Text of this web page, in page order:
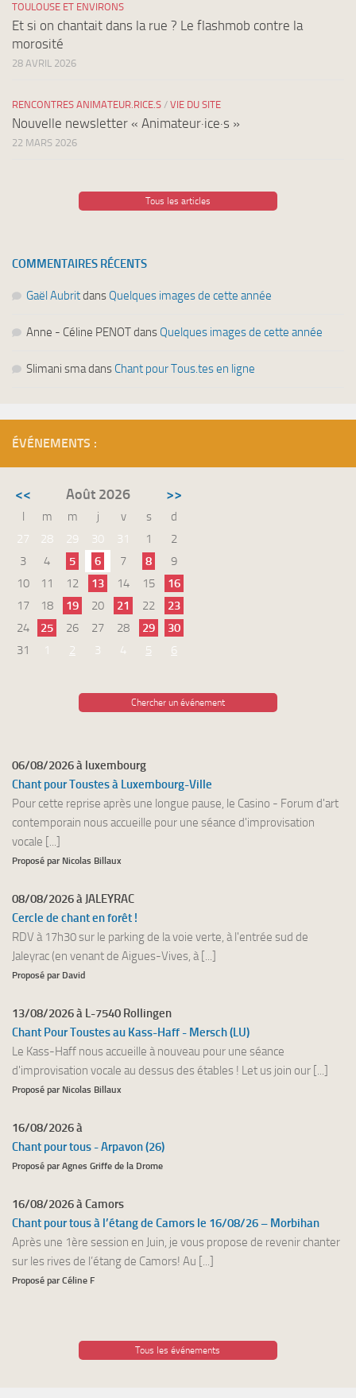
TOULOUSE ET ENVIRONS
Et si on chantait dans la rue ? Le flashmob contre la
morosité
28 AVRIL 2026
RENCONTRES ANIMATEUR.RICE.S / VIE DU SITE
Nouvelle newsletter « Animateur·ice·s »
22 MARS 2026
Tous les articles
COMMENTAIRES RÉCENTS
Gaël Aubritdans Quelques images de cette année
Anne - Céline PENOTdans Quelques images de cette année
Slimani smadans Chant pour Tous.tes en ligne
ÉVÉNEMENTS :
<< Août 2026 >>
l m m j v s
d
27
28 29 30 31 1
2
3
4 5 6 7 8
9
10
11 12 13 14 15
16
17
18 19 20 21 22
23
24
25 26 27 28 29
30
31
1 2 3 4 5 6
Chercher un événement
06/08/2026 à luxembourg
Chant pour Toustes à Luxembourg-Ville
Pour cette reprise après une longue pause, le Casino - Forum d'art
contemporain nous accueille pour une séance d'improvisation
vocale [...]
Proposé par Nicolas Billaux
08/08/2026 à JALEYRAC
Cercle de chant en forêt !
RDV à 17h30 sur le parking de la voie verte, à l'entrée sud de
Jaleyrac (en venant de Aigues-Vives, à [...]
Proposé par David
13/08/2026 à L-7540 Rollingen
Chant Pour Toustes au Kass-Haff - Mersch (LU)
Le Kass-Haff nous accueille à nouveau pour une séance
d'improvisation vocale au dessus des étables ! Let us join our [...]
Proposé par Nicolas Billaux
16/08/2026 à
Chant pour tous - Arpavon (26)
Proposé par Agnes Griffe de la Drome
16/08/2026 à Camors
Chant pour tous à l’étang de Camors le 16/08/26 – Morbihan
Après une 1ère session en Juin, je vous propose de revenir chanter
sur les rives de l’étang de Camors! Au [...]
Proposé par Céline F
Tous les événements